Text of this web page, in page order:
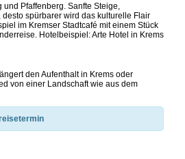
Pfaffenberg. Sanfte Steige,
spürbarer wird das kulturelle Flair
im Kremser Stadtcafé mit einem Stück
Hotelbeispiel: Arte Hotel in Krems
den Aufenthalt in Krems oder
von einer Landschaft wie aus dem